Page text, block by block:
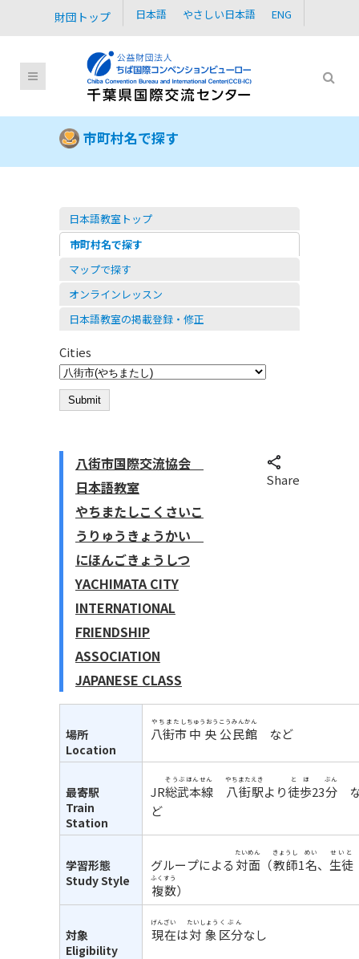
財団トップ 日本語 やさしい日本語 ENG
市町村名で探す
日本語教室トップ
市町村名で探す
マップで探す
オンラインレッスン
日本語教室の掲載登録・修正
Cities
八街市国際交流協会
日本語教室
やちまたしこくさいこ
うりゅうきょうかい
にほんごきょうしつ
YACHIMATA CITY
INTERNATIONAL
FRIENDSHIP
ASSOCIATION
JAPANESE CLASS
Share
場所
Location
八街市
やちまたし
中央
ちゅうおう
公民館
こうみんかん
など
最寄駅
Train
Station
JR総武本線
そうぶほんせん
八街
やちまた
駅
えき
より徒歩
とほ
23分
ぶん
ど
学習形態
Study Style
グループによる 対面
たいめん
（教師
きょうし
1名
めい
、 生徒
せいと
複数
ふくすう
）
対象
Eligibility
現在
げんざい
は対象
たいしょう
区分
くぶん
なし